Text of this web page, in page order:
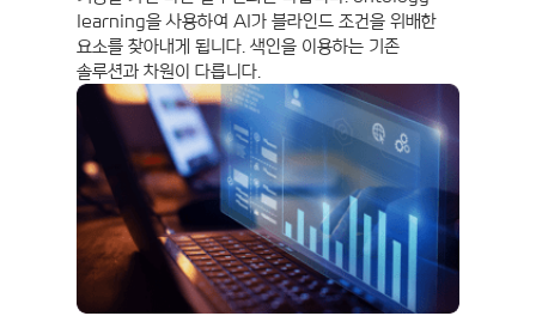
learning을 사용하여 AI가 블라인드 조건을 위배한
요소를 찾아내게 됩니다. 색인을 이용하는 기존
솔루션과 차원이 다릅니다.